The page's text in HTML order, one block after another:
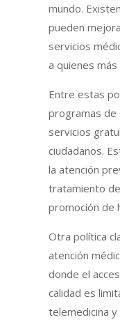
mundo.
pueden
servicios
a quienes más
Entre estas
programas de
servicios
ciudadanos.
la atención
tratamiento
promoción de
Otra política
atención
donde el
calidad es
telemedicina y